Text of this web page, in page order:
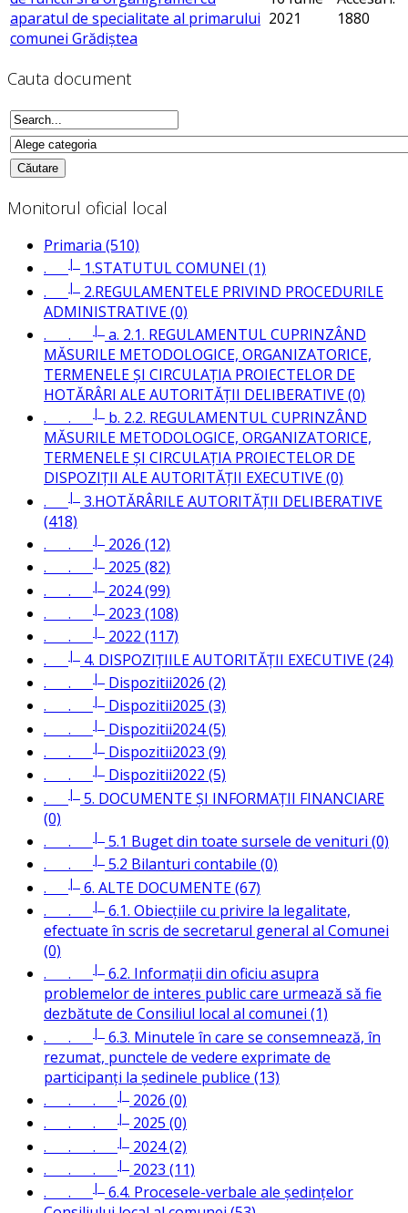
aparatul de specialitate al primarului
comunei Grădiştea
2021
1880
Cauta document
Monitorul oficial local
Primaria (510)
.
|_
1.STATUTUL COMUNEI (1)
.
|_
2.REGULAMENTELE PRIVIND PROCEDURILE
ADMINISTRATIVE (0)
. .
|_
a. 2.1. REGULAMENTUL CUPRINZÂND
MĂSURILE METODOLOGICE, ORGANIZATORICE,
TERMENELE ȘI CIRCULAȚIA PROIECTELOR DE
HOTĂRÂRI ALE AUTORITĂȚII DELIBERATIVE (0)
. .
|_
b. 2.2. REGULAMENTUL CUPRINZÂND
MĂSURILE METODOLOGICE, ORGANIZATORICE,
TERMENELE ȘI CIRCULAȚIA PROIECTELOR DE
DISPOZIȚII ALE AUTORITĂȚII EXECUTIVE (0)
.
|_
3.HOTĂRÂRILE AUTORITĂȚII DELIBERATIVE
(418)
. .
|_
2026 (12)
. .
|_
2025 (82)
. .
|_
2024 (99)
. .
|_
2023 (108)
. .
|_
2022 (117)
.
|_
4. DISPOZIȚIILE AUTORITĂȚII EXECUTIVE (24)
. .
|_
Dispozitii2026 (2)
. .
|_
Dispozitii2025 (3)
. .
|_
Dispozitii2024 (5)
. .
|_
Dispozitii2023 (9)
. .
|_
Dispozitii2022 (5)
.
|_
5. DOCUMENTE ȘI INFORMAȚII FINANCIARE
(0)
. .
|_
5.1 Buget din toate sursele de venituri (0)
. .
|_
5.2 Bilanturi contabile (0)
.
|_
6. ALTE DOCUMENTE (67)
. .
|_
6.1. Obiecțiile cu privire la legalitate,
efectuate în scris de secretarul general al Comunei
(0)
. .
|_
6.2. Informații din oficiu asupra
problemelor de interes public care urmează să fie
dezbătute de Consiliul local al comunei (1)
. .
|_
6.3. Minutele în care se consemnează, în
rezumat, punctele de vedere exprimate de
participanți la ședinele publice (13)
. . .
|_
2026 (0)
. . .
|_
2025 (0)
. . .
|_
2024 (2)
. . .
|_
2023 (11)
. .
|_
6.4. Procesele-verbale ale ședințelor